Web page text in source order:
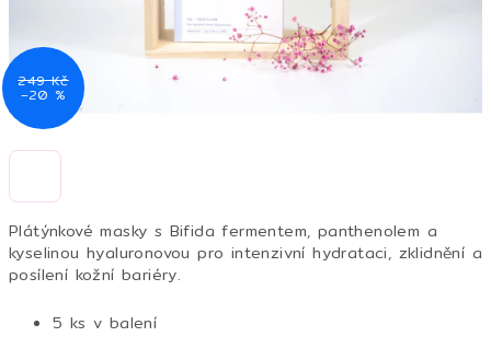
Plátýnkové masky s Bifida fermentem, panthenolem a
kyselinou hyaluronovou pro intenzivní hydrataci, zklidnění a
posílení kožní bariéry.
5 ks v balení
249 Kč
–20 %